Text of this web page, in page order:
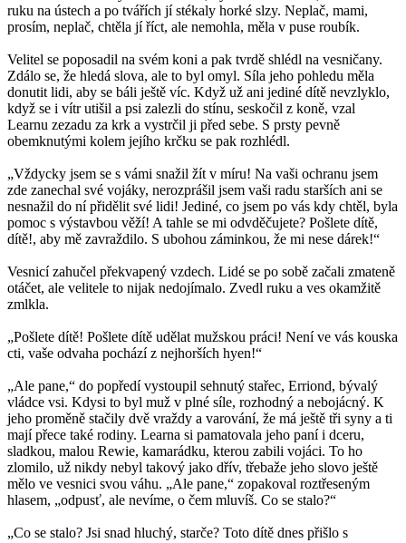
ruku na ústech a po tvářích jí stékaly horké slzy. Neplač, mami,
prosím, neplač, chtěla jí říct, ale nemohla, měla v puse roubík.
Velitel se poposadil na svém koni a pak tvrdě shlédl na vesničany.
Zdálo se, že hledá slova, ale to byl omyl. Síla jeho pohledu měla
donutit lidi, aby se báli ještě víc. Když už ani jediné dítě nevzlyklo,
když se i vítr utišil a psi zalezli do stínu, seskočil z koně, vzal
Learnu zezadu za krk a vystrčil ji před sebe. S prsty pevně
obemknutými kolem jejího krčku se pak rozhlédl.
„Vždycky jsem se s vámi snažil žít v míru! Na vaši ochranu jsem
zde zanechal své vojáky, nerozprášil jsem vaši radu starších ani se
nesnažil do ní přidělit své lidi! Jediné, co jsem po vás kdy chtěl, byla
pomoc s výstavbou věží! A tahle se mi odvděčujete? Pošlete dítě,
dítě!, aby mě zavraždilo. S ubohou záminkou, že mi nese dárek!“
Vesnicí zahučel překvapený vzdech. Lidé se po sobě začali zmateně
otáčet, ale velitele to nijak nedojímalo. Zvedl ruku a ves okamžitě
zmlkla.
„Pošlete dítě! Pošlete dítě udělat mužskou práci! Není ve vás kouska
cti, vaše odvaha pochází z nejhorších hyen!“
„Ale pane,“ do popředí vystoupil sehnutý stařec, Erriond, bývalý
vládce vsi. Kdysi to byl muž v plné síle, rozhodný a nebojácný. K
jeho proměně stačily dvě vraždy a varování, že má ještě tři syny a ti
mají přece také rodiny. Learna si pamatovala jeho paní i dceru,
sladkou, malou Rewie, kamarádku, kterou zabili vojáci. To ho
zlomilo, už nikdy nebyl takový jako dřív, třebaže jeho slovo ještě
mělo ve vesnici svou váhu. „Ale pane,“ zopakoval roztřeseným
hlasem, „odpusť, ale nevíme, o čem mluvíš. Co se stalo?“
„Co se stalo? Jsi snad hluchý, starče? Toto dítě dnes přišlo s